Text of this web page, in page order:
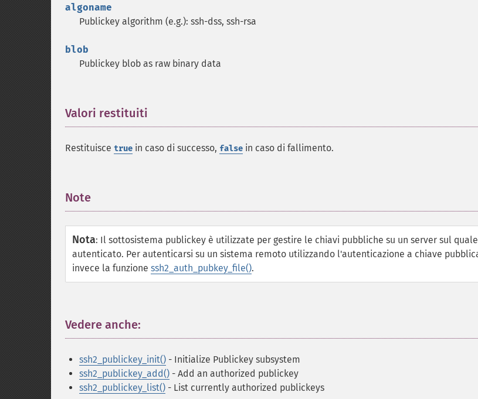
algoname
Publickey algorithm (e.g.): ssh-dss, ssh-rsa
blob
Publickey blob as raw binary data
Valori restituiti
Restituisce true in caso di successo, false in caso di fallimento.
Note
Nota: Il sottosistema publickey è utilizzate per gestire le chiavi pubbliche su un server sul
autenticato. Per autenticarsi su un sistema remoto utilizzando l'autenticazione a chiave
invece la funzione ssh2_auth_pubkey_file().
Vedere anche:
ssh2_publickey_init() - Initialize Publickey subsystem
ssh2_publickey_add() - Add an authorized publickey
ssh2_publickey_list() - List currently authorized publickeys